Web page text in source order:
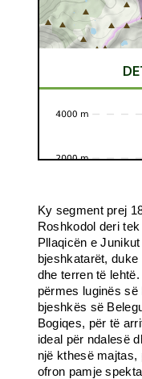
Ky segment prej
Roshkodol deri
Pllaqicën e
bjeshkatarët,
dhe terren të
përmes luginës
bjeshkës së
Bogiqes, për të
ideal për ndalesë
një kthesë majtas,
ofron pamje